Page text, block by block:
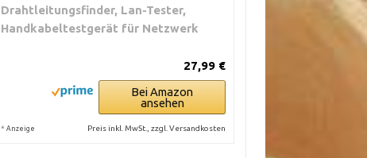
Drahtleitungsfinder, Lan-Tester,
Handkabeltestgerät für Netzwerk
27,99 €
Bei Amazon
ansehen
* Anzeige Preis inkl. MwSt., zzgl. Versandkosten